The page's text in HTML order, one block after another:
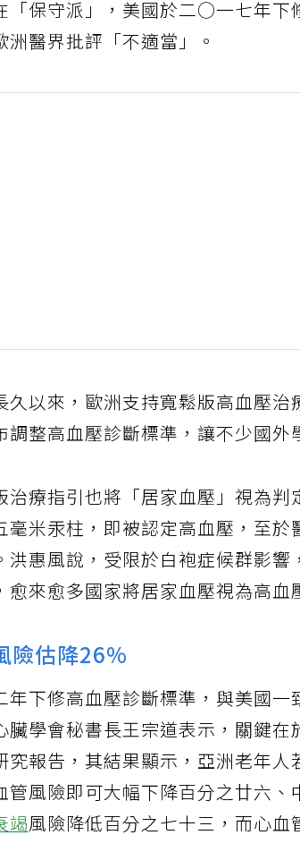
「保守派」，美國於二○一七年
洲醫界批評「不適當」。
久以來，歐洲支持寬鬆版高血壓
調整高血壓診斷標準，讓不少國外
治療指引也將「居家血壓」視為
毫米汞柱，即被認定高血壓，至
洪惠風說，受限於白袍症候群影
愈來愈多國家將居家血壓視為高血
險估降26%
年下修高血壓診斷標準，與美國
臟學會秘書長王宗道表示，關鍵
究報告，其結果顯示，亞洲老年
管風險即可大幅下降百分之廿六
竭風險降低百分之七十三，而心